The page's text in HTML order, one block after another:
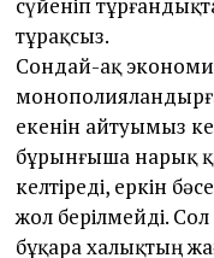
сүйеніп
тұрақсыз.
Сондай-ақ
екенін айтуымыз
бұрынғыша нарық
келтіреді, еркін
жол берілмейді.
бұқара халықтың